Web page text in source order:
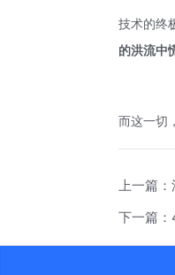
技术的终
的洪流中
而这一切
上一篇：
下一篇：